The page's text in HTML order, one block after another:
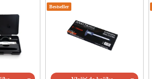
Bestseller